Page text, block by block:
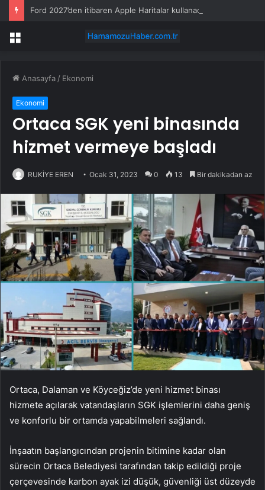
Ford 2027’den itibaren Apple Haritalar kullanacak
Menü
Anasayfa / Ekonomi
Ekonomi
Ortaca SGK yeni binasında
hizmet vermeye başladı
RUKİYE EREN Ocak 31, 2023 0 13 Bir dakikadan az
Ortaca, Dalaman ve Köyceğiz’de yeni hizmet binası
hizmete açılarak vatandaşların SGK işlemlerini daha geniş
ve konforlu bir ortamda yapabilmeleri sağlandı.
İnşaatın başlangıcından projenin bitimine kadar olan
sürecin Ortaca Belediyesi tarafından takip edildiği proje
çerçevesinde karbon ayak izi düşük, güvenliği üst düzeyde